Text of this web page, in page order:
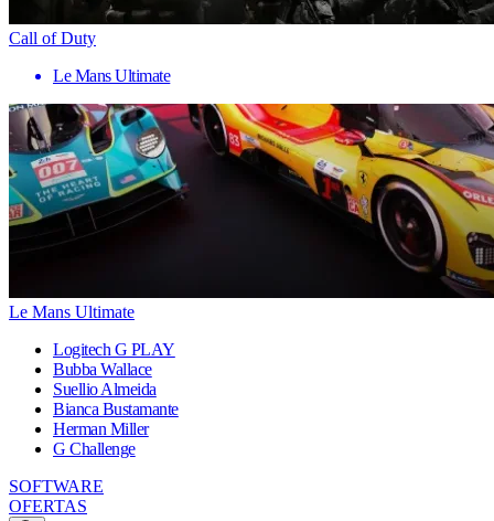
Call of Duty
Le Mans Ultimate
Le Mans Ultimate
Logitech G PLAY
Bubba Wallace
Suellio Almeida
Bianca Bustamante
Herman Miller
G Challenge
SOFTWARE
OFERTAS